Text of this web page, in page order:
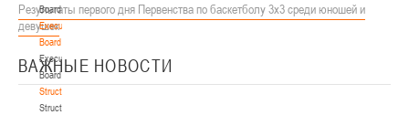
Board
Executive
Board
Executive
Board
Structure
Structure
Результаты первого дня Первенства по баскетболу 3х3 среди юношей и
девушек
ВАЖНЫЕ НОВОСТИ